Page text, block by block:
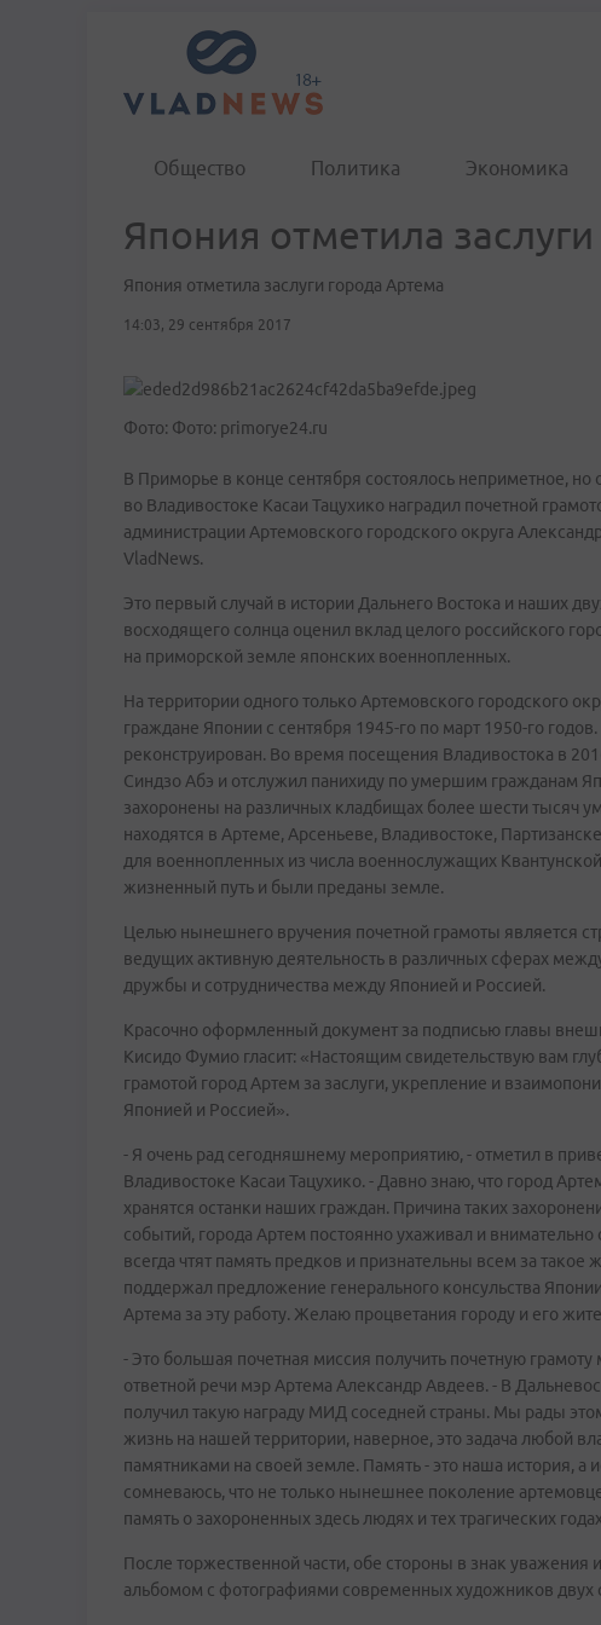
Общество Политика Экономика
Япония отметила
Япония отметила заслуги города Артема
14:03, 29 сентября 2017
Фото: Фото: primorye24.ru
В Приморье в конце сентября состоялось неприметное,
во Владивостоке Касаи Тацухико наградил почетной
администрации Артемовского городского округа
VladNews.
Это первый случай в истории Дальнего Востока и наших
восходящего солнца оценил вклад целого российского
на приморской земле японских военнопленных.
На территории одного только Артемовского городского
граждане Японии с сентября 1945-го по март 1950-го
реконструирован. Во время посещения Владивостока в
Синдзо Абэ и отслужил панихиду по умершим гражданам
захоронены на различных кладбищах более шести тысяч
находятся в Артеме, Арсеньеве, Владивостоке,
для военнопленных из числа военнослужащих
жизненный путь и были преданы земле.
Целью нынешнего вручения почетной грамоты является
ведущих активную деятельность в различных сферах
дружбы и сотрудничества между Японией и Россией.
Красочно оформленный документ за подписью главы
Кисидо Фумио гласит: «Настоящим свидетельствую вам
грамотой город Артем за заслуги, укрепление и
Японией и Россией».
- Я очень рад сегодняшнему мероприятию, - отметил в
Владивостоке Касаи Тацухико. - Давно знаю, что город
хранятся останки наших граждан. Причина таких
событий, города Артем постоянно ухаживал и
всегда чтят память предков и признательны всем за
поддержал предложение генерального консульства
Артема за эту работу. Желаю процветания городу и его
- Это большая почетная миссия получить почетную
ответной речи мэр Артема Александр Авдеев. - В
получил такую награду МИД соседней страны. Мы рады
жизнь на нашей территории, наверное, это задача любой
памятниками на своей земле. Память - это наша история, а
сомневаюсь, что не только нынешнее поколение
память о захороненных здесь людях и тех трагических
После торжественной части, обе стороны в знак уважения
альбомом с фотографиями современных художников двух